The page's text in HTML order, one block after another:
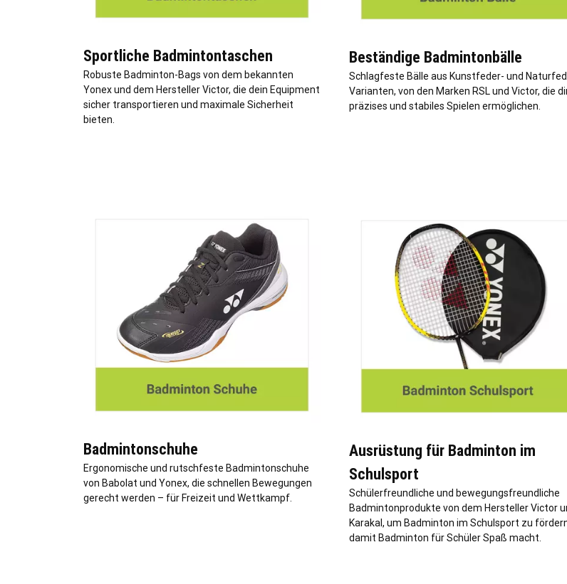
Sportliche Badmintontaschen
Robuste Badminton-Bags von dem bekannten
Yonex und dem Hersteller Victor, die dein Equipment
sicher transportieren und maximale Sicherheit
bieten.
Beständige Badmintonbälle
Schlagfeste Bälle aus Kunstfeder- und
Varianten, von den Marken RSL und Victor, die
präzises und stabiles Spielen ermöglichen.
Badmintonschuhe
Ergonomische und rutschfeste Badmintonschuhe
von Babolat und Yonex, die schnellen Bewegungen
gerecht werden – für Freizeit und Wettkampf.
Ausrüstung für Badminton im
Schulsport
Schülerfreundliche und bewegungsfreundliche
Badmintonprodukte von dem Hersteller Victor
Karakal, um Badminton im Schulsport zu
damit Badminton für Schüler Spaß macht.